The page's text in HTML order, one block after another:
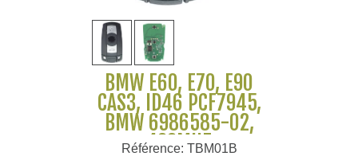
BMW E60, E70, E90
CAS3, ID46 PCF7945,
BMW 6986585-02,
433MHZ
Référence: TBM01B